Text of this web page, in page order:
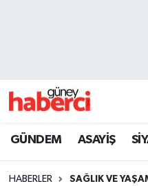
GÜNDEM ASAYİŞ
HABERLER SAĞLIK VE
Beyoğlu Trafik